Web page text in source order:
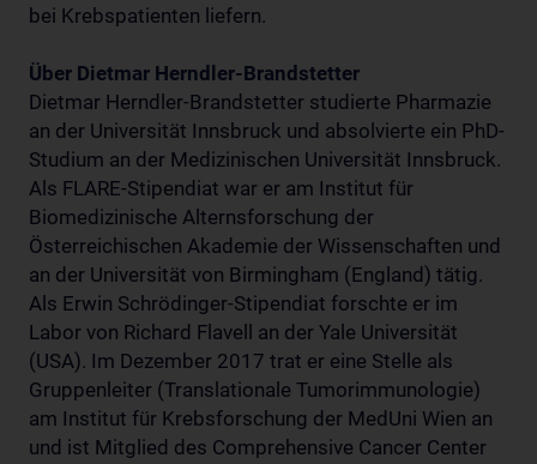
bei Krebspatienten liefern.
Über Dietmar Herndler-Brandstetter
Dietmar Herndler-Brandstetter studierte Pharmazie
an der Universität Innsbruck und absolvierte ein PhD-
Studium an der Medizinischen Universität Innsbruck.
Als FLARE-Stipendiat war er am Institut für
Biomedizinische Alternsforschung der
Österreichischen Akademie der Wissenschaften und
an der Universität von Birmingham (England) tätig.
Als Erwin Schrödinger-Stipendiat forschte er im
Labor von Richard Flavell an der Yale Universität
(USA). Im Dezember 2017 trat er eine Stelle als
Gruppenleiter (Translationale Tumorimmunologie)
am Institut für Krebsforschung der MedUni Wien an
und ist Mitglied des Comprehensive Cancer Center